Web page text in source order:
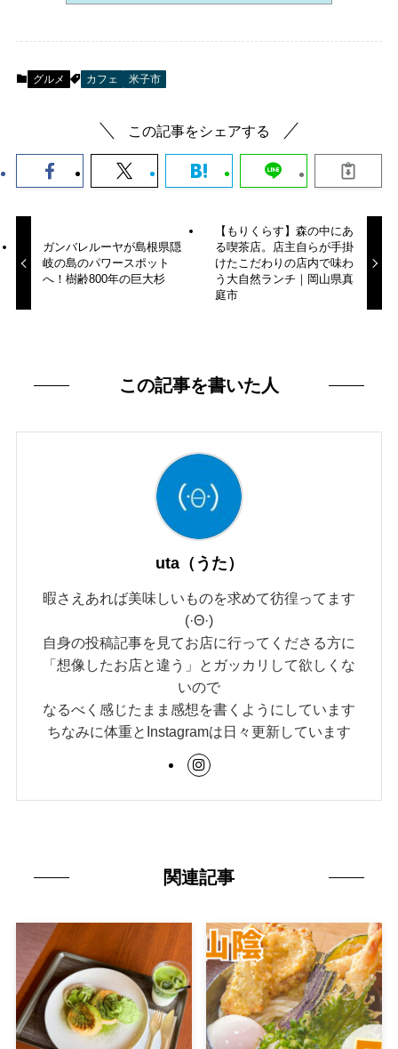
グルメ カフェ 米子市
この記事をシェアする
ガンバレルーヤが島根県隠
岐の島のパワースポット
へ！樹齢800年の巨大杉
【もりくらす】森の中にあ
る喫茶店。店主自らが手掛
けたこだわりの店内で味わ
う大自然ランチ｜岡山県真
庭市
この記事を書いた人
uta（うた）
暇さえあれば美味しいものを求めて彷徨ってます
(·Θ·)
自身の投稿記事を見てお店に行ってくださる方に
「想像したお店と違う」とガッカリして欲しくな
いので
なるべく感じたまま感想を書くようにしています
ちなみに体重とInstagramは日々更新しています
関連記事